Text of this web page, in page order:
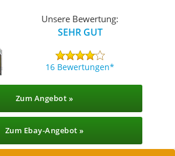
Unsere Bewertung:
SEHR GUT
16 Bewertungen
Zum Angebot »
Zum Ebay-Angebot »